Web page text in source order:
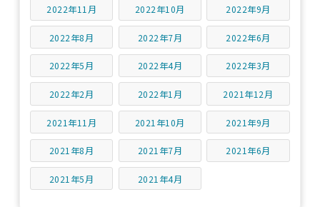
2022年11月 2022年10月 2022年9月
2022年8月 2022年7月 2022年6月
2022年5月 2022年4月 2022年3月
2022年2月 2022年1月 2021年12月
2021年11月 2021年10月 2021年9月
2021年8月 2021年7月 2021年6月
2021年5月 2021年4月